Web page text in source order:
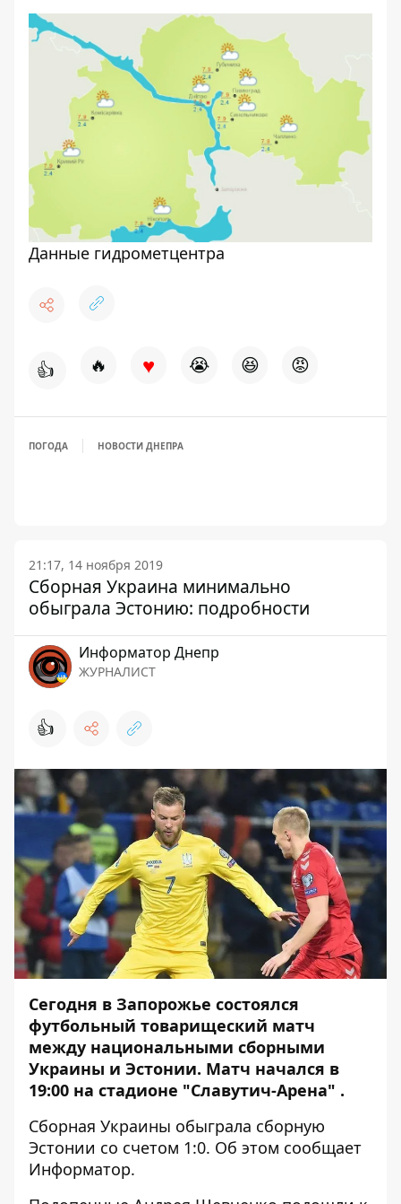
Данные гидрометцентра
👍 🔥 ♥ 😭 😆 😡
ПОГОДА НОВОСТИ ДНЕПРА
21:17, 14 ноября 2019
Сборная Украина минимально
обыграла Эстонию: подробности
Информатор Днепр
ЖУРНАЛИСТ
👍
Сегодня в Запорожье состоялся
футбольный товарищеский матч
между национальными сборными
Украины и Эстонии. Матч начался в
19:00 на стадионе "Славутич-Арена" .
Сборная Украины обыграла сборную
Эстонии со счетом 1:0. Об этом сообщает
Информатор.